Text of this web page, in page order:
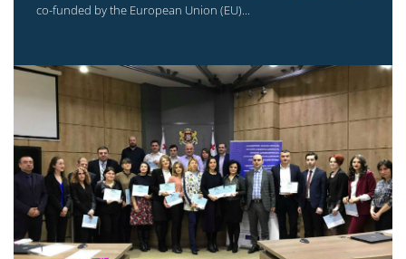
co-funded by the European Union (EU)...